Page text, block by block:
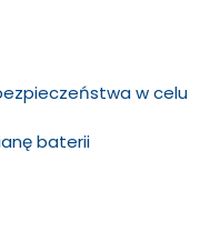
w celu
baterii